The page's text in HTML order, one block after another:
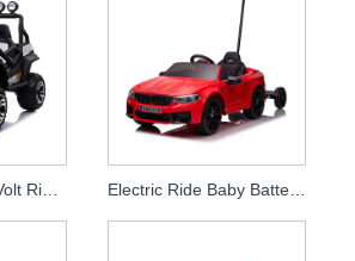
UTV Batterie 12 Volt Ride-on-Car-Spielzeug